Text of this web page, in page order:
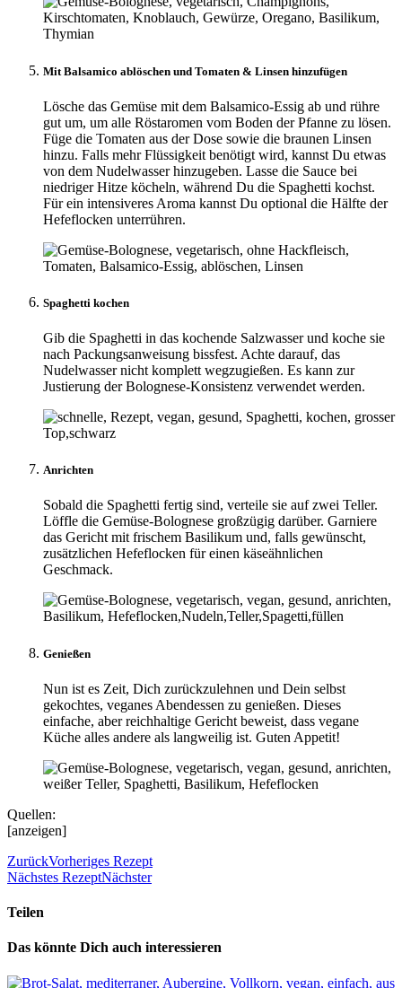
Mit Balsamico ablöschen und Tomaten & Linsen hinzufügen
Lösche das Gemüse mit dem Balsamico-Essig ab und rühre
gut um, um alle Röstaromen vom Boden der Pfanne zu lösen.
Füge die Tomaten aus der Dose sowie die braunen Linsen
hinzu. Falls mehr Flüssigkeit benötigt wird, kannst Du etwas
von dem Nudelwasser hinzugeben. Lasse die Sauce bei
niedriger Hitze köcheln, während Du die Spaghetti kochst.
Für ein intensiveres Aroma kannst Du optional die Hälfte der
Hefeflocken unterrühren.
Spaghetti kochen
Gib die Spaghetti in das kochende Salzwasser und koche sie
nach Packungsanweisung bissfest. Achte darauf, das
Nudelwasser nicht komplett wegzugießen. Es kann zur
Justierung der Bolognese-Konsistenz verwendet werden.
Anrichten
Sobald die Spaghetti fertig sind, verteile sie auf zwei Teller.
Löffle die Gemüse-Bolognese großzügig darüber. Garniere
das Gericht mit frischem Basilikum und, falls gewünscht,
zusätzlichen Hefeflocken für einen käseähnlichen
Geschmack.
Genießen
Nun ist es Zeit, Dich zurückzulehnen und Dein selbst
gekochtes, veganes Abendessen zu genießen. Dieses
einfache, aber reichhaltige Gericht beweist, dass vegane
Küche alles andere als langweilig ist. Guten Appetit!
Quellen:
[anzeigen]
ZurückVorheriges Rezept
Nächstes RezeptNächster
Teilen
Das könnte Dich auch interessieren